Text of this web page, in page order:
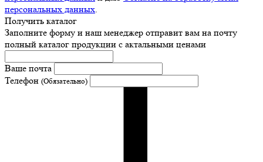
персональных данных.
Получить каталог
Заполните форму и наш менеджер отправит вам на почту
полный каталог продукции с актальными ценами
Ваше почта
Телефон (Обязательно)